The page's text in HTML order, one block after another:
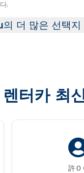
.
더 많은 선택지
터카 최
許Ｏ